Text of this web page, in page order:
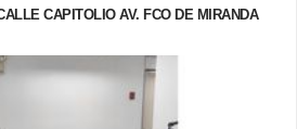
CAPITOLIO AV. FCO DE MIRANDA